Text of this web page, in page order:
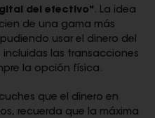
del efectivo" . La idea
de una gama más
usar el dinero del
las transacciones
la opción física.
que el dinero en
recuerda que la máxima